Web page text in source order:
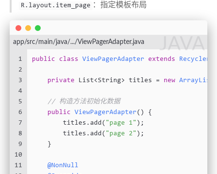
R.layout.item_page ：指定模板布局
JAVA
app/src/main/java/.../ViewPagerAdapter.java
1
2
3
4
5
6
7
8
9
10
11
public class ViewPagerAdapter extends
private List<String> titles = new ArrayList
// 构造方法初始化数据
public
ViewPagerAdapter ()
{
        titles.add(
"page 1" );
        titles.add(
"page 2" );
    }
@NonNull